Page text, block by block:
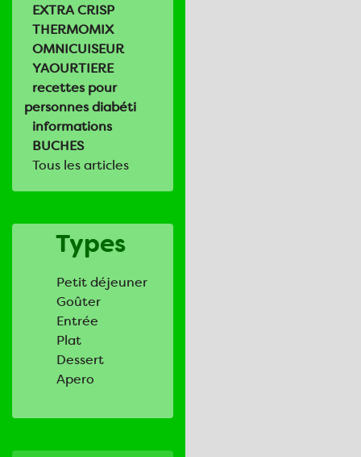
EXTRA CRISP
THERMOMIX
OMNICUISEUR
YAOURTIERE
recettes pour
personnes diabéti
informations
BUCHES
Tous les articles
Types
Petit déjeuner
Goûter
Entrée
Plat
Dessert
Apero